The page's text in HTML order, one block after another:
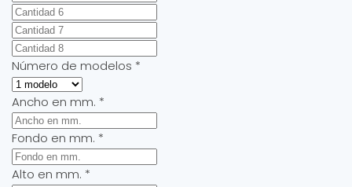
Número de modelos *
Ancho en mm. *
Fondo en mm. *
Alto en mm. *